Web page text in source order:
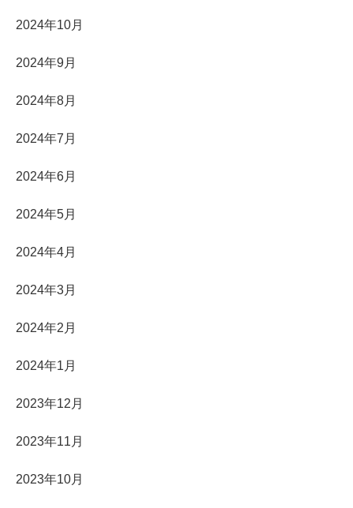
2024年10月
2024年9月
2024年8月
2024年7月
2024年6月
2024年5月
2024年4月
2024年3月
2024年2月
2024年1月
2023年12月
2023年11月
2023年10月